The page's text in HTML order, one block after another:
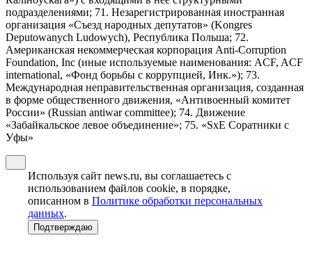
подразделениями; 71. Незарегистрированная иностранная
организация «Съезд народных депутатов» (Kongres
Deputowanych Ludowych), Республика Польша; 72.
Американская некоммерческая корпорация Anti-Corruption
Foundation, Inc (иные используемые наименования: ACF, ACF
international, «Фонд борьбы с коррупцией, Инк.»); 73.
Международная неправительственная организация, созданная
в форме общественного движения, «Антивоенный комитет
России» (Russian antiwar committee); 74. Движение
«Забайкальское левое объединение»; 75. «SxE Соратники с
Уфы»
Используя сайт news.ru, вы соглашаетесь с
использованием файлов cookie, в порядке,
описанном в Политике обработки персональных
данных.
Подтверждаю